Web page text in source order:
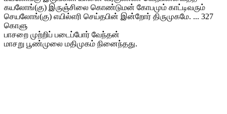
கயலோங்(கு) இருஞ்சிலை கொண்டுமன் கோபமும் காட்டிவரும்
செயலோங்(கு) எயில்எரி செய்தபின் இன்றோர் திருமுகமே. ... 327
கொளு
பாசறை முற்றிப் படைப்போர் வேந்தன்
மாசறு பூண்முலை மதிமுகம் நினைந்தது.